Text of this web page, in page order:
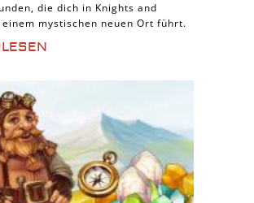
die dich in Knights and
einem mystischen neuen Ort führt.